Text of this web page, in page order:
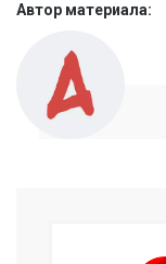
Автор материала: